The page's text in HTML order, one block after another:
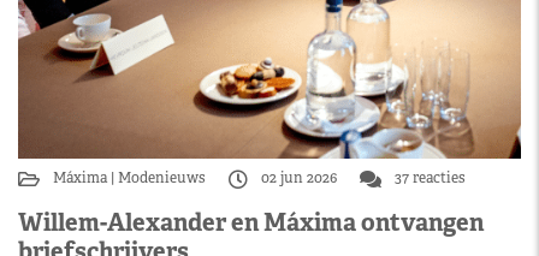
Máxima Modenieuws 02 jun 2026 37 reacties
Willem-Alexander en Máxima ontvangen